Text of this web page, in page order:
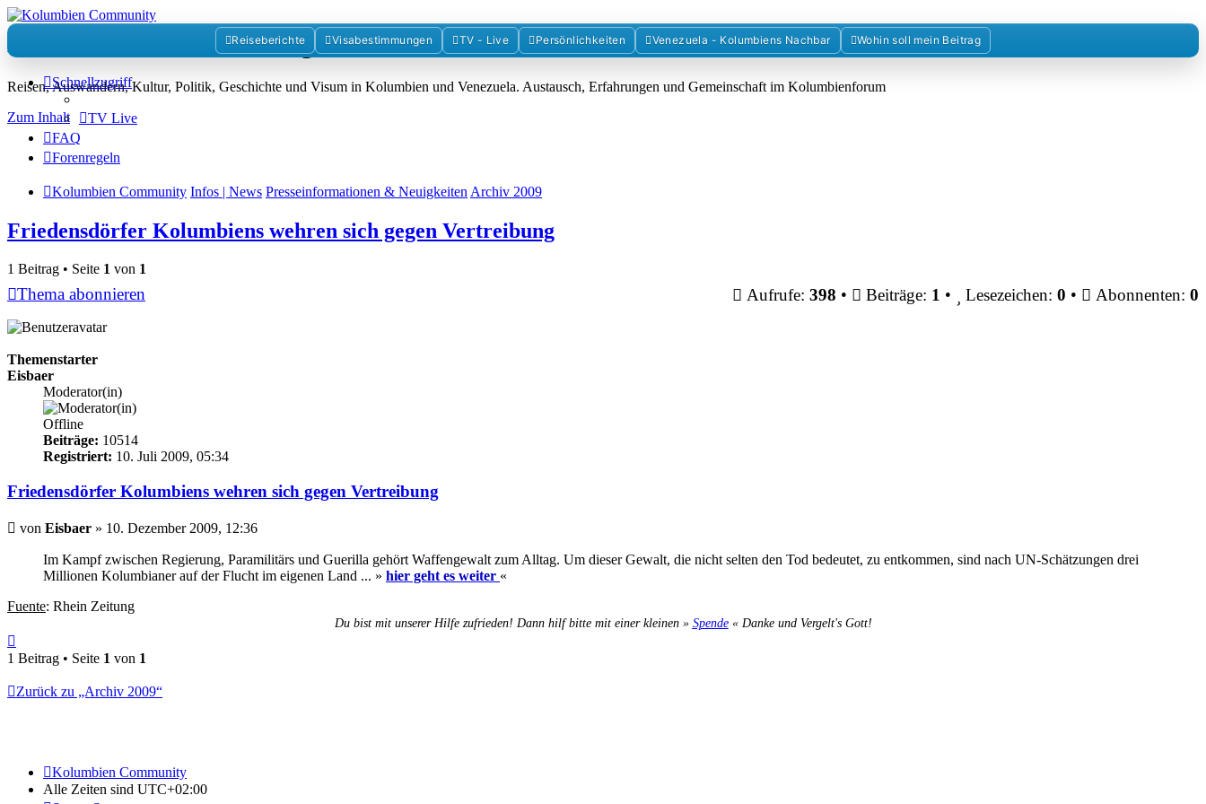
Kolumbienforum - Das grosse Forum der Freunde Kolumbiens
Reisen, Auswandern, Kultur, Politik, Geschichte und Visum in Kolumbien und Venezuela. Austausch, Erfahrungen und Gemeinschaft im Kolumbienforum
Zum Inhalt
Reiseberichte Visabestimmungen TV - Live Persönlichkeiten Venezuela - Kolumbiens Nachbar Wohin soll mein Beitrag
Schnellzugriff
TV Live
FAQ
Forenregeln
Kolumbien Community Infos | News Presseinformationen & Neuigkeiten Archiv 2009
Friedensdörfer Kolumbiens wehren sich gegen Vertreibung
1 Beitrag • Seite 1 von 1
Thema abonnieren Aufrufe: 398 • Beiträge: 1 • Lesezeichen: 0 • Abonnenten: 0
Themenstarter
Eisbaer
Moderator(in)
Offline
Beiträge: 10514
Registriert: 10. Juli 2009, 05:34
Friedensdörfer Kolumbiens wehren sich gegen Vertreibung
Beitrag
von Eisbaer » 10. Dezember 2009, 12:36
Im Kampf zwischen Regierung, Paramilitärs und Guerilla gehört Waffengewalt zum Alltag. Um dieser Gewalt, die nicht selten den Tod bedeutet, zu entkommen, sind nach UN-Schätzungen drei
Millionen Kolumbianer auf der Flucht im eigenen Land ... » hier geht es weiter «
Fuente: Rhein Zeitung
Du bist mit unserer Hilfe zufrieden! Dann hilf bitte mit einer kleinen » Spende« Danke und Vergelt's Gott!
oben
1 Beitrag • Seite 1 von 1
Zurück zu „Archiv 2009“
Kolumbien Community
Alle Zeiten sind UTC+02:00